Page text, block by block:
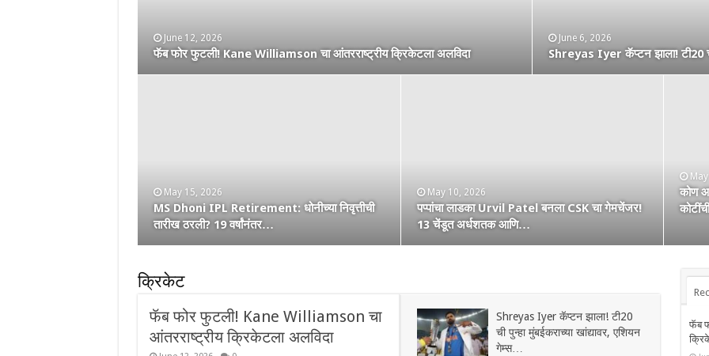
June 12, 2026
फॅब फोर फुटली! Kane Williamson चा आंतरराष्ट्रीय क्रिकेटला अलविदा
June 6, 2026
Shreyas Iyer कॅप्टन झाला! टी20
May 15, 2026
MS Dhoni IPL Retirement: धोनीच्या निवृत्तीची
तारीख ठरली? 19 वर्षांनंतर…
May 10, 2026
पप्पांचा लाडका Urvil Patel बनला CSK चा गेमचेंजर!
13 चेंडूत अर्धशतक आणि…
कोण
नाशिककर Ramakrishna Ghosh ची IPL 2026 रणांगणात एन्ट्री! अफाट मेहनत
आणि CSK चा विश्वास…
May 2, 2026
कोण हा Raghu Sharma? वय 33,
April 25, 2026
वंडर बॉय Vaibhav Suryavanshi चा आणखी एक
शतकी धमाका! 36 चेंडूत …
April 25, 2026
सरपंच श्रेयसच्या Punjab Kings चा वर्ल्ड रेकॉर्ड!
दिल्लीविरूद्ध चेस केले 264
क्रिकेट
फॅब फोर फुटली! Kane Williamson चा
आंतरराष्ट्रीय क्रिकेटला अलविदा
Shreyas Iyer कॅप्टन झाला! टी20
ची पुन्हा मुंबईकराच्या खांद्यावर, एशियन
गेम्स…
फॅब